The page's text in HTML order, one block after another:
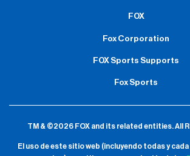
FOX
Fox Corporation
FOX Sports Supports
Fox Sports
TM & ©2026 FOX and its related entities.All
El uso de este sitio web (incluyendo todas y cada